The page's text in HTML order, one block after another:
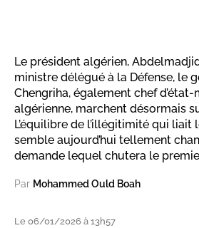
Le président algérien,
ministre délégué à la Défense, le
Chengriha, également chef d’état-
algérienne, marchent désormais
L’équilibre de l’illégitimité qui liait
semble aujourd’hui tellement
demande lequel chutera le
Par Mohammed Ould Boah
Le 06/01/2026 à 13h57